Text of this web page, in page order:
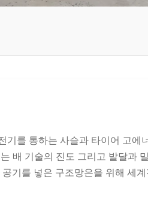
기를 통하는 사슬과 타이어 고에
배 기술의 진도 그리고 발달과
기를 넣은 구조망은을 위해 세